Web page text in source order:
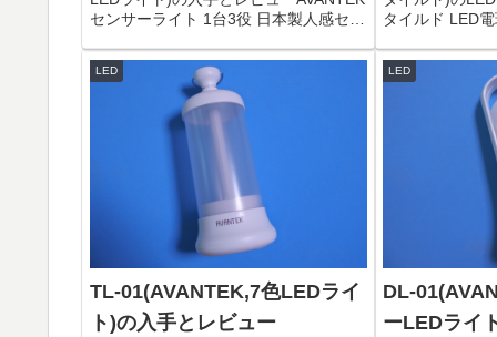
センサーライト 1台3役 日本製人感セン
スクライト 省エネ USB充電式 マグネッ
ト付き 貼り付け型 階段...
タイルド LED
850lm (昼光色
LLDAD9O1P2
LED
TL-01(AVANTEK,7色LEDライ
ト)の入手とレビュー
LED
DL-
ーLEDライ